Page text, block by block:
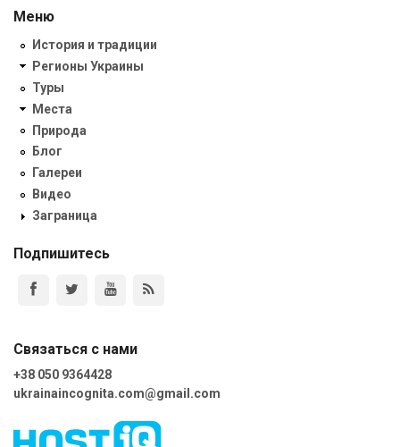
Меню
История и традиции
Регионы Украины
Туры
Места
Природа
Блог
Галереи
Видео
Заграница
Подпишитесь
Связаться с нами
+38 050 9364428
ukrainaincognita.com@gmail.com